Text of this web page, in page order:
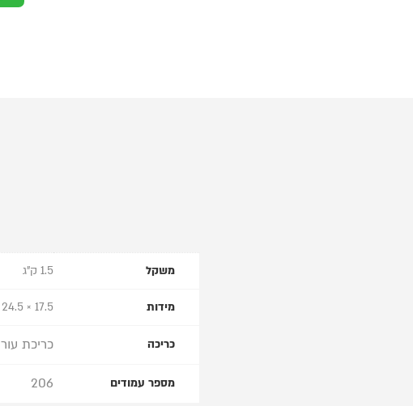
משקל 1.5 ק"ג
מידות 17.5 × 24.5 סנטימטרים
כריכה כריכת עור
מספר עמודים 206